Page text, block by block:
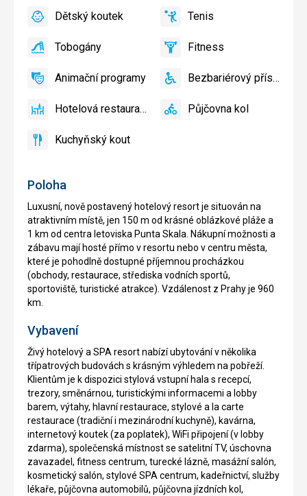
Poloha
Luxusní, nově postavený hotelový resort je situován na
atraktivním místě, jen 150 m od krásné oblázkové pláže a
1 km od centra letoviska Punta Skala. Nákupní možnosti a
zábavu mají hosté přímo v resortu nebo v centru města,
které je pohodlně dostupné příjemnou procházkou
(obchody, restaurace, střediska vodních sportů,
sportoviště, turistické atrakce). Vzdálenost z Prahy je 960
km.
Vybavení
Živý hotelový a SPA resort nabízí ubytování v několika
třípatrových budovách s krásným výhledem na pobřeží.
Klientům je k dispozici stylová vstupní hala s recepcí,
trezory, směnárnou, turistickými informacemi a lobby
barem, výtahy, hlavní restaurace, stylové a la carte
restaurace (tradiční i mezinárodní kuchyně), kavárna,
internetový koutek (za poplatek), WiFi připojení (v lobby
zdarma), společenská místnost se satelitní TV, úschovna
zavazadel, fitness centrum, turecké lázně, masážní salón,
kosmetický salón, stylové SPA centrum, kadeřnictví, služby
lékaře, půjčovna automobilů, půjčovna jízdních kol,
bazénu
Dětský
Dětské
Dětský
Dětský koutek
ano
Tenis,Tenis
ano
Tobogány
Tobogány
ano FitnessFitness
ano
Animační
Animační programy
ano
Bezbariérový
Bezbariérový přístup
ano
Hotelová
Hotelová restaurace
ano
PůjčovnaPůjčovna kol
ano
Kuchyňský
Kuchyňský kout
ano